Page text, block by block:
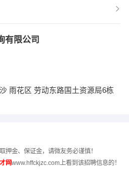
有限公司
雨花区 劳动东路国土资源局6栋
押金、保证金，请微友务必谨慎！
网www.hffckjzc.com上看到该招聘信息的！